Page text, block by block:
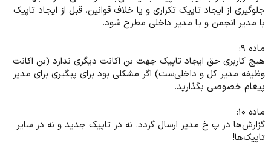
جلوگیری از ایجاد تا‌پیک تکراری و یا خلاف قوانین، قبل از ایجاد تاپیک
با مدیر انجمن و یا مدیر داخلی مطرح شود.
ماده ۹:
هیچ کاربری حق ایجاد تاپیک جهت بن اکانت دیگری ندارد (بن اکانت
وظیفه مدیر کل و داخلی‌ست) اگر مشکلی بود برای پیگیری برای مدیر
پیغام خصوصی بگذارید.
ماده ۱۰:
گزارش‌ها در پ خ مدیر ارسال گردد. نه در تاپیک جدید و نه در سایر
تاپیک‌ها!